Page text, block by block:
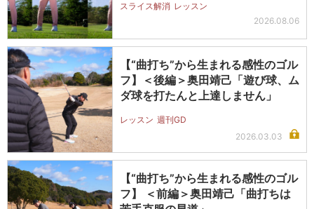
スライス解消 レッスン
2026.08.06
【“曲打ち”から生まれる感性のゴル
フ】＜後編＞奥田靖己「遊び球、ム
ダ球を打たんと上達しません」
レッスン 週刊GD
2026.03.03
【“曲打ち”から生まれる感性のゴル
フ】 ＜前編＞奥田靖己「曲打ちは